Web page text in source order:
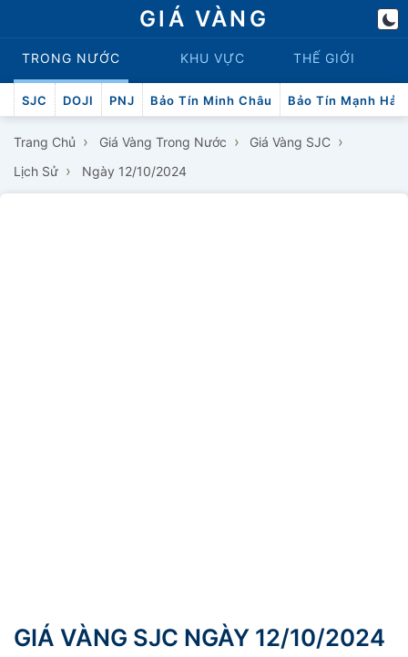
GIÁ VÀNG
TRONG NƯỚC KHU VỰC THẾ GIỚI
SJC DOJI PNJ Bảo Tín Minh Châu Bảo Tín Mạnh Hải
Trang Chủ › Giá Vàng Trong Nước › Giá Vàng SJC ›
Lịch Sử › Ngày 12/10/2024
GIÁ VÀNG SJC NGÀY 12/10/2024